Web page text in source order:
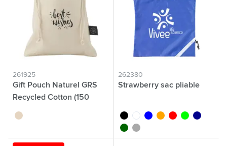
261925
Gift Pouch Naturel GRS
Recycled Cotton (150
naturel
262380
Strawberry sac pliable
noir blancbleu orangerougelime bleu foncé
vert foncégris foncé